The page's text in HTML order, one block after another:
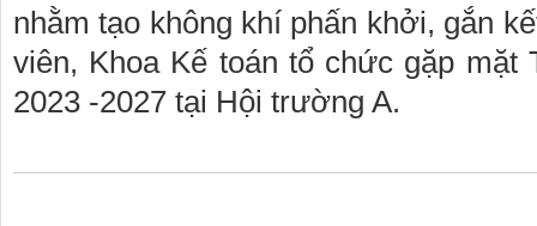
nhằm tạo không khí phấn khởi, gắn
viên, Khoa Kế toán tổ chức gặp mặt
2023 -2027 tại Hội trường A.